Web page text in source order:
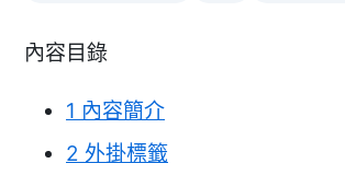
內容目錄
1 內容簡介
2 外掛標籤